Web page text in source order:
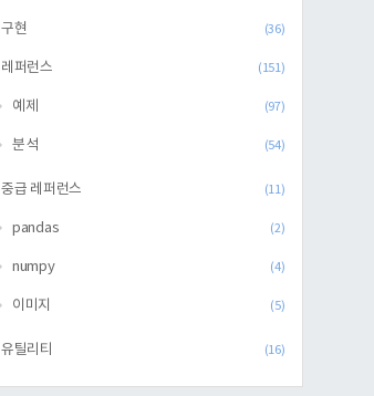
구현 (36)
레퍼런스 (151)
예제 (97)
분석 (54)
중급 레퍼런스 (11)
pandas (2)
numpy (4)
이미지 (5)
유틸리티 (16)